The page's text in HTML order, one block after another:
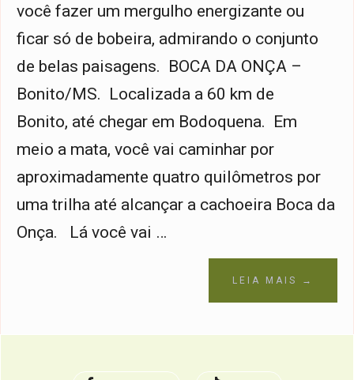
você fazer um mergulho energizante ou
ficar só de bobeira, admirando o conjunto
de belas paisagens. BOCA DA ONÇA –
Bonito/MS. Localizada a 60 km de
Bonito, até chegar em Bodoquena. Em
meio a mata, você vai caminhar por
aproximadamente quatro quilômetros por
uma trilha até alcançar a cachoeira Boca da
Onça. Lá você vai …
LEIA MAIS →